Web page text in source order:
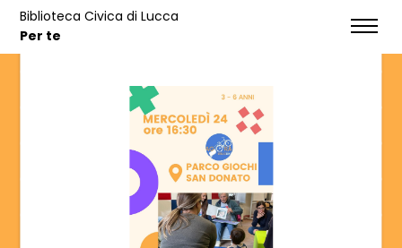
Biblioteca Civica di Lucca
Per te
NOTIZIE
EVENTI